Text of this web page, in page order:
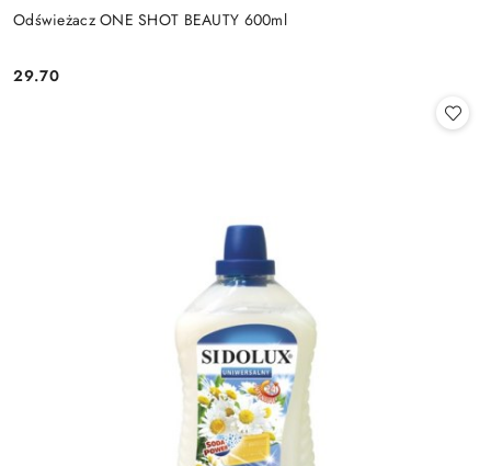
Odświeżacz ONE SHOT BEAUTY 600ml
Cena:
29.70